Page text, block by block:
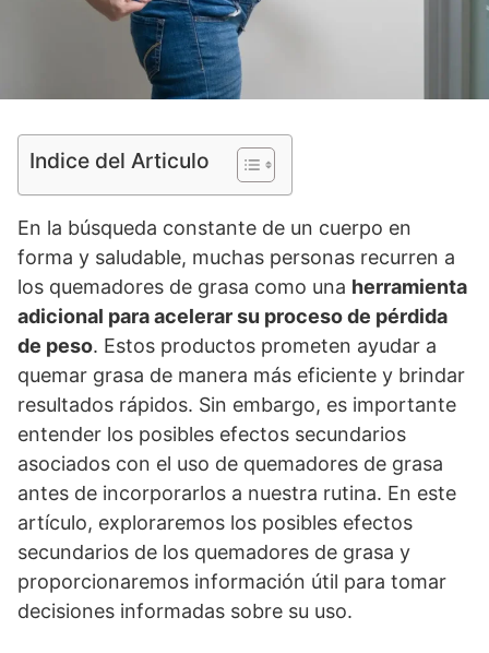
Indice del Articulo
En la búsqueda constante de un cuerpo en
forma y saludable, muchas personas recurren a
los quemadores de grasa como una herramienta
adicional para acelerar su proceso de pérdida
de peso. Estos productos prometen ayudar a
quemar grasa de manera más eficiente y brindar
resultados rápidos. Sin embargo, es importante
entender los posibles efectos secundarios
asociados con el uso de quemadores de grasa
antes de incorporarlos a nuestra rutina. En este
artículo, exploraremos los posibles efectos
secundarios de los quemadores de grasa y
proporcionaremos información útil para tomar
decisiones informadas sobre su uso.